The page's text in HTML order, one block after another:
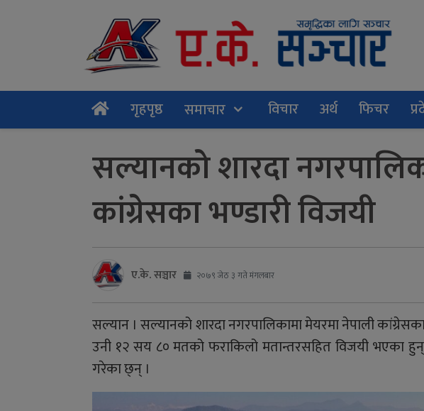
गृहपृष्ठ समाचार विचार अर्थ फिचर
सल्यानको शारदा
कांग्रेसका भण्डारी विजयी
ए.के. सञ्चार २०७९ जेठ ३ गते मंगलबार
सल्यान । सल्यानको शारदा नगरपालिकामा मेयरमा नेपाली
उनी १२ सय ८० मतको फराकिलो मतान्तरसहित विजयी भएका हुन्
गरेका छ्न् ।